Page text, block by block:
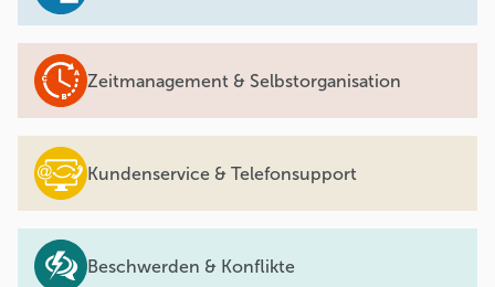
Zeitmanagement & Selbstorganisation
Kundenservice & Telefonsupport
Beschwerden & Konflikte